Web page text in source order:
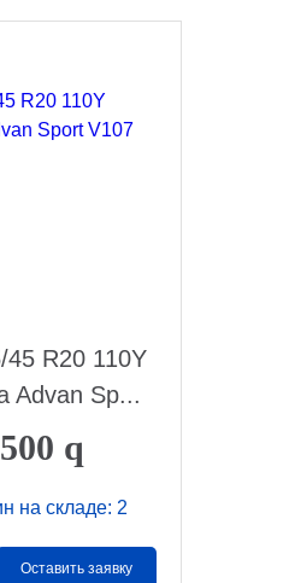
R20 110Y
Advan Sp...
q
на складе: 2
Оставить заявку